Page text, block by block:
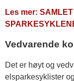
Les mer:
Vedvarende
Det er høyt og
elsparkesyklister